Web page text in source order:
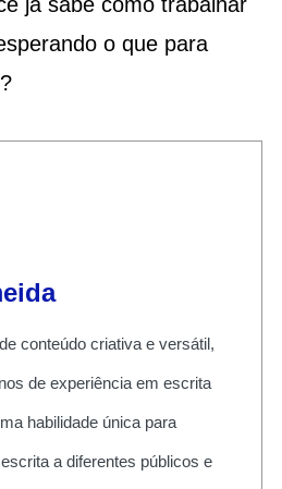
o que para
conteúdo criativa e versátil,
de experiência em escrita
habilidade única para
a diferentes públicos e